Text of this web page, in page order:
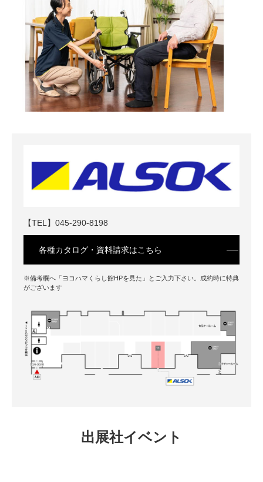
【TEL】 045-290-8198
各種カタログ・資料請求はこちら
※備考欄へ「ヨコハマくらし館HPを見た」とご入力下さい。成約時に特典
がございます
出展社イベント
8/11(火・祝)夏のふれあいサンゴ水族館
8/8(土)9(日)11(火・祝)WEBアンケートに答